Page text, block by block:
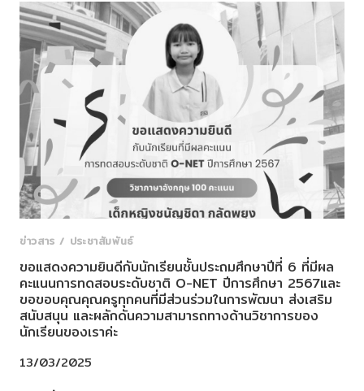
ยินดี
🎉
👏
นักเรียน
โรงเรียนสาธิต
ละ
ออ
อุทิศ
สุพรรณบุรี
มี
ผล
คะแนน
สอบ
O-
NET
80
ขึ้น
ข่าวสาร / ประชาสัมพันธ์
ขอแสดงความยินดีกับนักเรียนชั้นประถมศึกษาปีที่ 6 ที่มีผล
คะแนนการทดสอบระดับชาติ O-NET ปีการศึกษา 2567และ
ขอขอบคุณคุณครูทุกคนที่มีส่วนร่วมในการพัฒนา ส่งเสริม
สนับสนุน และผลักดันความสามารถทางด้านวิชาการของ
นักเรียนของเราค่ะ
13/03/2025